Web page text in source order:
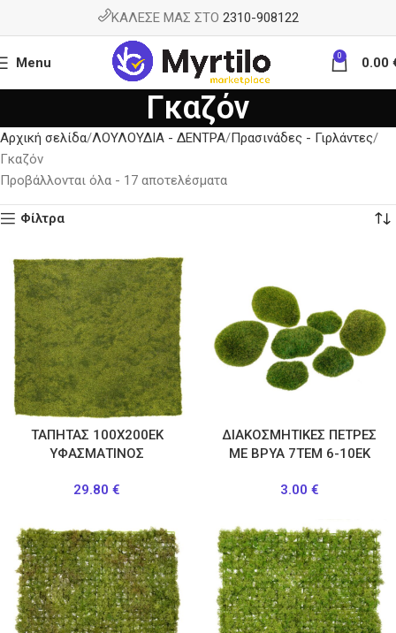
ΚΑΛΕΣΕ ΜΑΣ ΣΤΟ 2310-908122
Menu 0 0.00
Γκαζόν
Αρχική σελίδα ΛΟΥΛΟΥΔΙΑ - ΔΕΝΤΡΑ Πρασινάδες - Γιρλάντες
Γκαζόν
Προβάλλονται όλα - 17 αποτελέσματα
Φίλτρα
ΤΑΠΗΤΑΣ 100Χ200ΕΚ
ΥΦΑΣΜΑΤΙΝΟΣ
29.80 €
ΔΙΑΚΟΣΜΗΤΙΚΕΣ ΠΕΤΡΕΣ
ΜΕ ΒΡΥΑ 7ΤΕΜ 6-10ΕΚ
3.00 €